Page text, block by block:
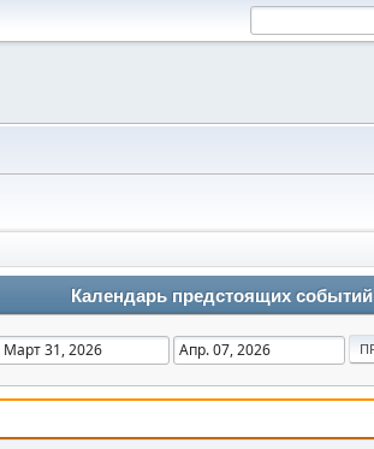
Календарь предстоящих событий